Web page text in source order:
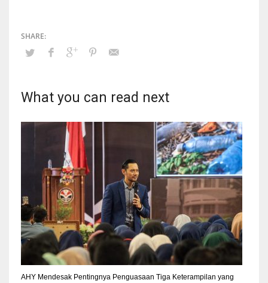
What you can read next
AHY Mendesak Pentingnya Penguasaan Tiga Keterampilan yang